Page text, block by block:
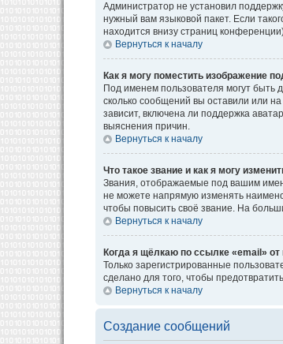
Администратор не установил
нужный вам языковой пакет. Если
находится внизу страниц
Вернуться к началу
Как я могу поместить изображение
Под именем пользователя могут быть
сколько сообщений вы оставили или
зависит, включена ли поддержка
выяснения причин.
Вернуться к началу
Что такое звание и как я могу
Звания, отображаемые под вашим
не можете напрямую изменять
чтобы повысить своё звание. На
Вернуться к началу
Когда я щёлкаю по ссылке «email»
Только зарегистрированные
сделано для того, чтобы
Вернуться к началу
Создание сообщений